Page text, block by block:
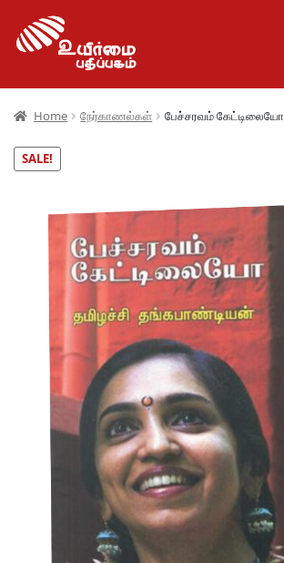
Home நேர்காணல்கள் பேச்சரவம் கேட்டிலையோ
SALE!